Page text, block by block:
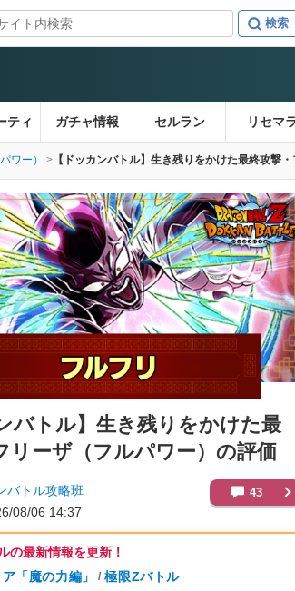
ティ ガチャ情報 セルラン リセマラ
ワー） 【ドッカンバトル】生き残りをかけた最終攻撃
バトル】 生き残りをかけた最
リーザ（フルパワー）の評価
バトル攻略班
08/06 14:37
43
の最新情報を更新！
「魔の力編」
/ 極限Zバトル